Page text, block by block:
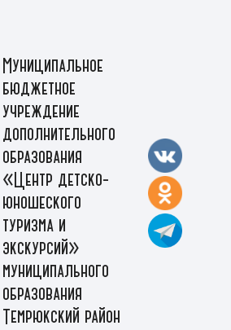
Муниципальное
бюджетное
учреждение
дополнительного
образования
«Центр детско-
юношеского
туризма и
экскурсий»
муниципального
образования
Темрюкский район